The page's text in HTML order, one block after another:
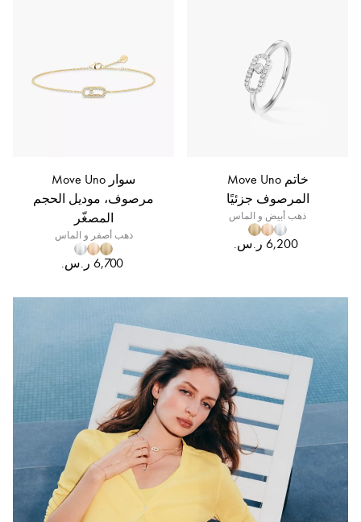
خاتم Move Uno
المرصوف جزئيًا
ذهب أبيض و الماس
سوار Move Uno
مرصوف، موديل الحجم
المصغّر
ذهب أصفر و الماس
‏6,700 ر.س.‏